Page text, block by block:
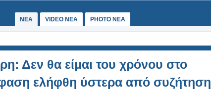
ΝΕΑ VIDEO NEA PHOTO NEA
Δεν θα είμαι του χρόνου στο
ελήφθη ύστερα από συζήτηση